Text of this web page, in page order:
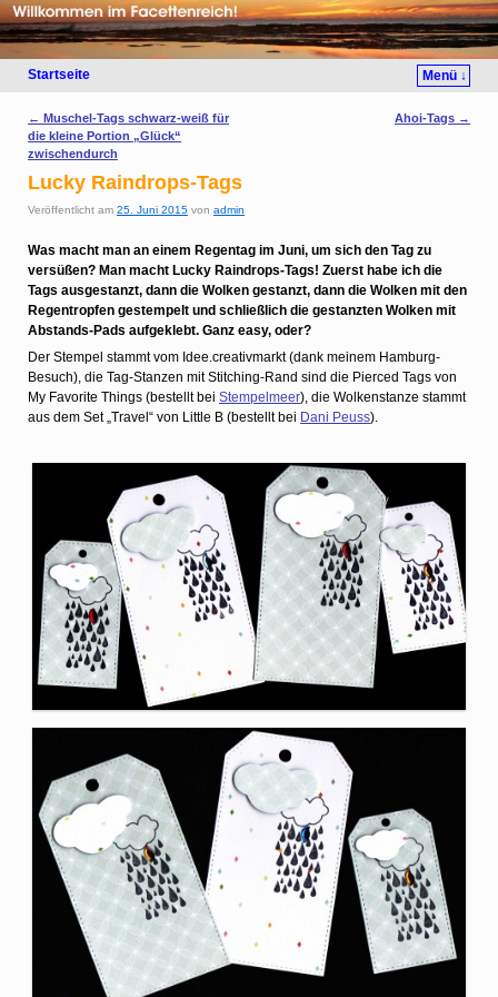
Startseite Menü ↓
Artikelnavigation
← Muschel-Tags schwarz-weiß für
die kleine Portion „Glück“
zwischendurch
Ahoi-Tags →
Lucky Raindrops-Tags
Veröffentlicht am 25. Juni 2015 von admin
Was macht man an einem Regentag im Juni, um sich den Tag zu
versüßen? Man macht Lucky Raindrops-Tags! Zuerst habe ich die
Tags ausgestanzt, dann die Wolken gestanzt, dann die Wolken mit den
Regentropfen gestempelt und schließlich die gestanzten Wolken mit
Abstands-Pads aufgeklebt. Ganz easy, oder?
Der Stempel stammt vom Idee.creativmarkt (dank meinem Hamburg-
Besuch), die Tag-Stanzen mit Stitching-Rand sind die Pierced Tags von
My Favorite Things (bestellt bei Stempelmeer), die Wolkenstanze stammt
aus dem Set „Travel“ von Little B (bestellt bei Dani Peuss).